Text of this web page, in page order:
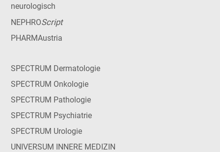
neurologisch
NEPHROScript
PHARMAustria
SPECTRUM Dermatologie
SPECTRUM Onkologie
SPECTRUM Pathologie
SPECTRUM Psychiatrie
SPECTRUM Urologie
UNIVERSUM INNERE MEDIZIN